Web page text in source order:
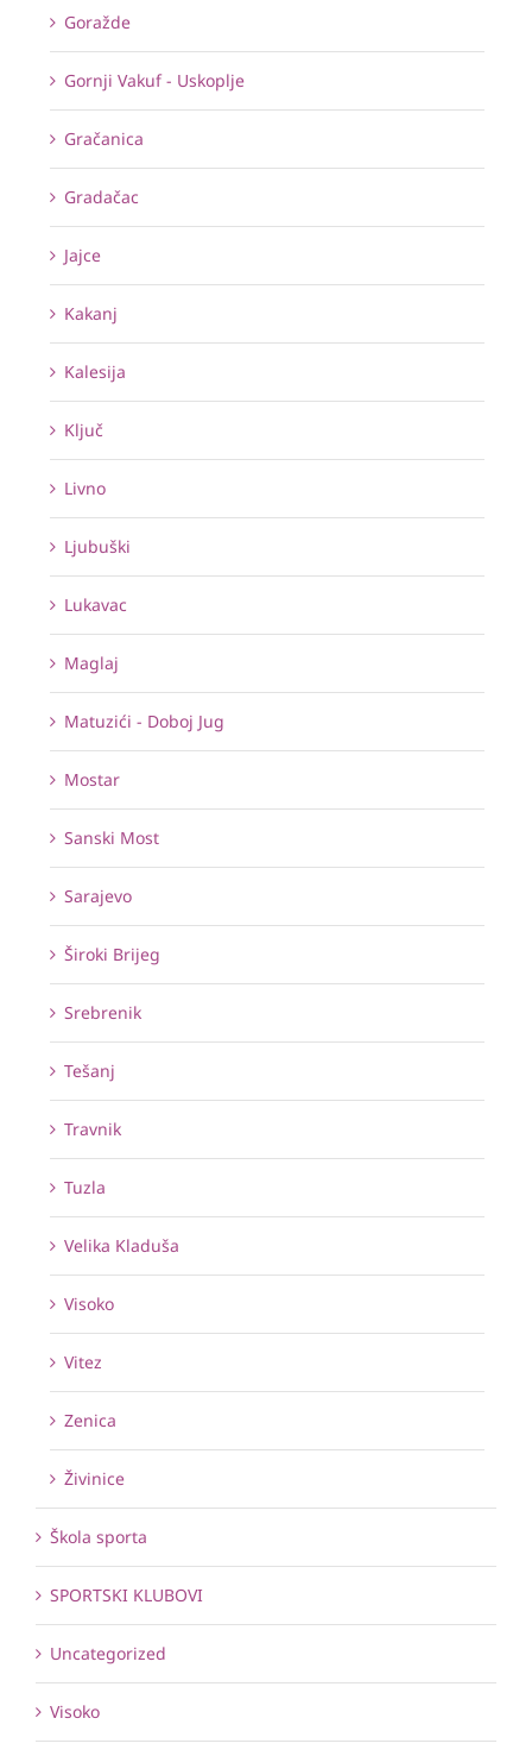
Goražde
Gornji Vakuf - Uskoplje
Gračanica
Gradačac
Jajce
Kakanj
Kalesija
Ključ
Livno
Ljubuški
Lukavac
Maglaj
Matuzići - Doboj Jug
Mostar
Sanski Most
Sarajevo
Široki Brijeg
Srebrenik
Tešanj
Travnik
Tuzla
Velika Kladuša
Visoko
Vitez
Zenica
Živinice
Škola sporta
SPORTSKI KLUBOVI
Uncategorized
Visoko